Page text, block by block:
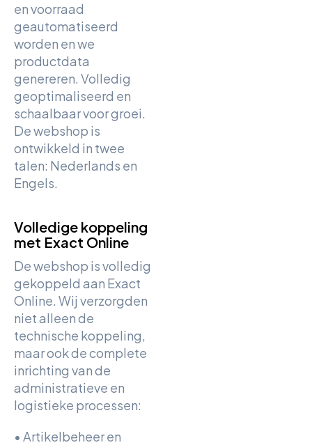
en voorraad
geautomatiseerd
worden en we
productdata
genereren. Volledig
geoptimaliseerd en
schaalbaar voor groei.
De webshop is
ontwikkeld in twee
talen: Nederlands en
Engels.
Volledige koppeling
met Exact Online
De webshop is volledig
gekoppeld aan Exact
Online. Wij verzorgden
niet alleen de
technische koppeling,
maar ook de complete
inrichting van de
administratieve en
logistieke processen:
• Artikelbeheer en